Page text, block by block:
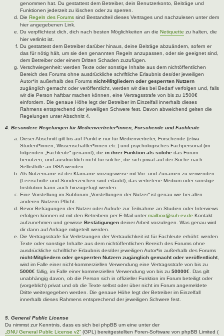
genommen hat. Du gestattest dem Betreiber, dein Benutzerkonto, Beiträge und
Funktionen jederzeit zu löschen oder zu sperren.
Die Regeln des Forums sind Bestandteil dieses Vertrages und nachzulesen unter dem
hier angegebenen Link.
Du verpflichtest dich, dich nach besten Möglichkeiten an die Netiquette zu halten, die
hier verlinkt ist.
Du gestattest dem Betreiber darüber hinaus, deine Beiträge abzuändern, sofern er
das für nötig hält, um sie den genannten Regeln anzupassen, oder sie geeignet sind,
dem Betreiber oder einem Dritten Schaden zuzufügen.
Verschwiegenheit: werden Texte oder sonstige Inhalte aus dem nichtöffentlichen
Bereich des Forums ohne ausdrückliche schriftliche Erlaubnis des/der jeweiligen
Autor*in außerhalb des Forums nicht-Mitgliedern oder gesperrten Nutzern
zugänglich gemacht oder veröffentlicht, werden wir dies bei Bedarf verfolgen und, falls
wir die Person haftbar machen können, eine Vertragsstrafe von bis zu 1500€
einfordern. Die genaue Höhe legt der Betreiber im Einzelfall innerhalb dieses
Rahmens entsprechend der jeweiligen Schwere fest. Davon abweichend gelten die
Regelungen unter Abschnitt 4.
4. Besondere Regelungen für Medienvertreter*innen, Forschende und Fachleute
Dieser Abschnitt gilt bis auf Punkt e nur für Medienvertreter, Forschende (etwa
Student*innen, Wissenschaftler*innen etc.) und psychologisches Fachpersonal (im
folgenden „Fachleute“ genannt), die in ihrer Funktion als solche das Forum
benutzen, und ausdrücklich nicht für solche, die sich privat auf der Suche nach
Selbsthilfe an GSA wenden.
Als Nutzername ist der Klarname vorzugsweise mit Vor- und Zunamen zu verwenden
(Leerschritte und Sonderzeichen sind erlaubt), das vertretene Medium oder sonstige
Institution kann auch hinzugefügt werden.
Eine Vorstellung im Subforum „Vorstellungen der Nutzer“ ist genau wie bei allen
anderen Nutzern Pflicht.
Bevor Befragungen der Nutzer oder Aufrufe zur Teilnahme an Studien oder Interviews
erfolgen können ist mit den Betreibern per E-Mail untermailbox@suh-ev.de Kontakt
aufzunehmen und gewisse Bestätigungen deiner Arbeit vorzulegen. Was genau wird
dir dann auf Anfrage mitgeteilt werden.
Die Vertragsstrafe für Verletzungen der Vertraulichkeit ist für Fachleute erhöht: werden
Texte oder sonstige Inhalte aus dem nichtöffentlichen Bereich des Forums ohne
ausdrückliche schriftliche Erlaubnis des/der jeweiligen Autor*in außerhalb des Forums
nicht-Mitgliedern oder gesperrten Nutzern zugänglich gemacht oder veröffentlicht,
wird im Falle einer nicht-kommerziellen Verwendung eine Vertragsstrafe von bis zu
5000€ fällig, im Falle einer kommerziellen Verwendung von bis zu 50000€ . Das gilt
unabhängig davon, ob die Person sich in offizieller Funktion im Forum beteiligt oder
(vorgeblich) privat und ob die Texte selbst oder über nicht im Forum angemeldete
Dritte weitergegeben werden. Die genaue Höhe legt der Betreiber im Einzelfall
innerhalb dieses Rahmens entsprechend der jeweiligen Schwere fest.
5. General Public License
Du nimmst zur Kenntnis, dass es sich bei phpBB um eine unter der
„GNU General Public License v2“ (GPL) bereitgestellten Foren-Software von phpBB Limited (